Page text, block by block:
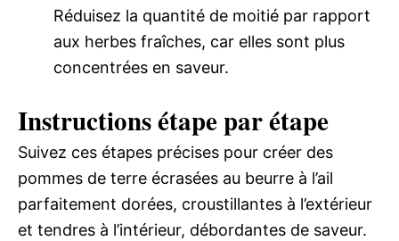
Réduisez la quantité de moitié par rapport
aux herbes fraîches, car elles sont plus
concentrées en saveur.
Instructions étape par étape
Suivez ces étapes précises pour créer des
pommes de terre écrasées au beurre à l’ail
parfaitement dorées, croustillantes à l’extérieur
et tendres à l’intérieur, débordantes de saveur.